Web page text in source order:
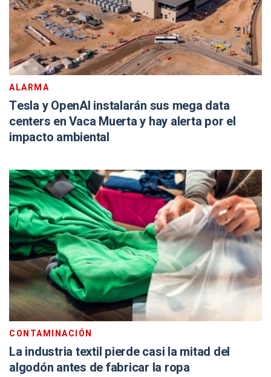
ALARMA
Tesla y OpenAI instalarán sus mega data
centers en Vaca Muerta y hay alerta por el
impacto ambiental
CONTAMINACIÓN
La industria textil pierde casi la mitad del
algodón antes de fabricar la ropa